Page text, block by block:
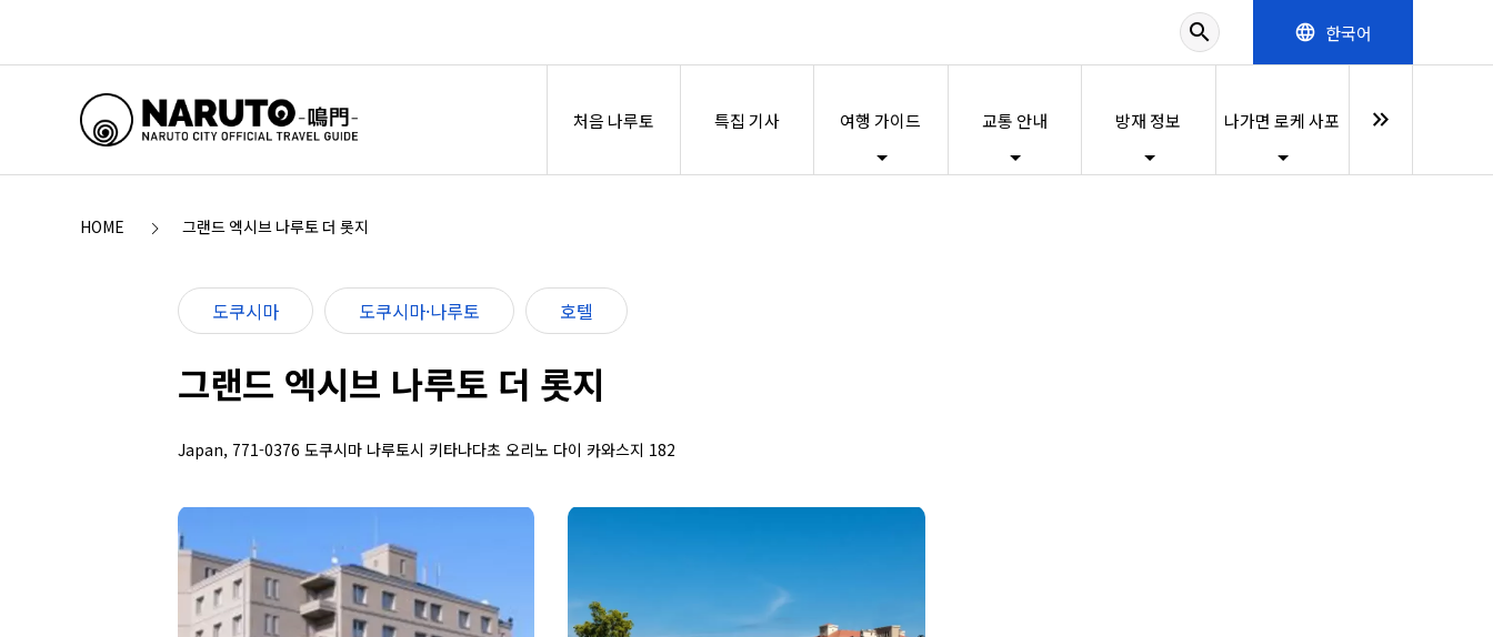
search language 한국어
처음 나루토 특집 기사 여행 가이드 교통 안내 방재 정보 나가면 로케 사포 keyboard_double_arrow_right
HOME 그랜드 엑시브 나루토 더 롯지
도쿠시마 도쿠시마·나루토 호텔
그랜드 엑시브 나루토 더 롯지
Japan, 771-0376 도쿠시마 나루토시 키타나다초 오리노 다이 카와스지 182